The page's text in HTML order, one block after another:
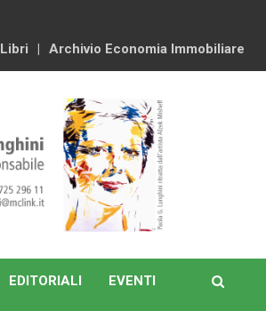
Libri Archivio Economia Immobiliare
EDITORIALI EVENTI